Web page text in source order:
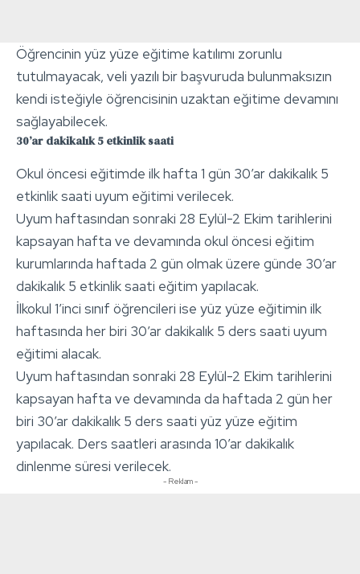
Öğrencinin yüz yüze eğitime katılımı zorunlu
tutulmayacak, veli yazılı bir başvuruda bulunmaksızın
kendi isteğiyle öğrencisinin uzaktan eğitime devamını
sağlayabilecek.
30’ar dakikalık 5 etkinlik saati
Okul öncesi eğitimde ilk hafta 1 gün 30’ar dakikalık 5
etkinlik saati uyum eğitimi verilecek.
Uyum haftasından sonraki 28 Eylül-2 Ekim tarihlerini
kapsayan hafta ve devamında okul öncesi eğitim
kurumlarında haftada 2 gün olmak üzere günde 30’ar
dakikalık 5 etkinlik saati eğitim yapılacak.
İlkokul 1’inci sınıf öğrencileri ise yüz yüze eğitimin ilk
haftasında her biri 30’ar dakikalık 5 ders saati uyum
eğitimi alacak.
Uyum haftasından sonraki 28 Eylül-2 Ekim tarihlerini
kapsayan hafta ve devamında da haftada 2 gün her
biri 30’ar dakikalık 5 ders saati yüz yüze eğitim
yapılacak. Ders saatleri arasında 10’ar dakikalık
dinlenme süresi verilecek.
- Reklam -